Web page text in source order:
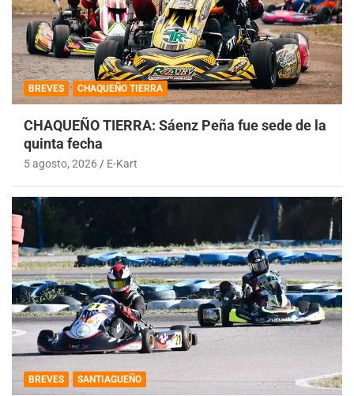
BREVES CHAQUEÑO TIERRA
CHAQUEÑO TIERRA: Sáenz Peña fue sede de la
quinta fecha
5 agosto, 2026 E-Kart
BREVES SANTIAGUEÑO